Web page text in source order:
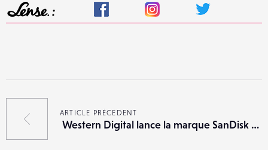
ARTICLE PRÉCÉDENT
Western Digital lance la marque SanDisk Professional